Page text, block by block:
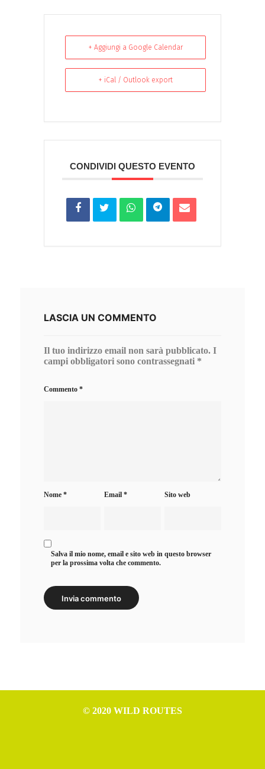
+ Aggiungi a Google Calendar
+ iCal / Outlook export
CONDIVIDI QUESTO EVENTO
LASCIA UN COMMENTO
Il tuo indirizzo email non sarà pubblicato. I
campi obbligatori sono contrassegnati *
Commento *
Nome * Email * Sito web
Salva il mio nome, email e sito web in questo browser
per la prossima volta che commento.
© 2020 WILD ROUTES